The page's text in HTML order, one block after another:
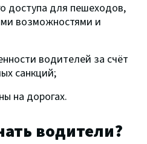
доступа для пешеходов,
возможностями и
водителей за счёт
санкций;
на дорогах.
водители?